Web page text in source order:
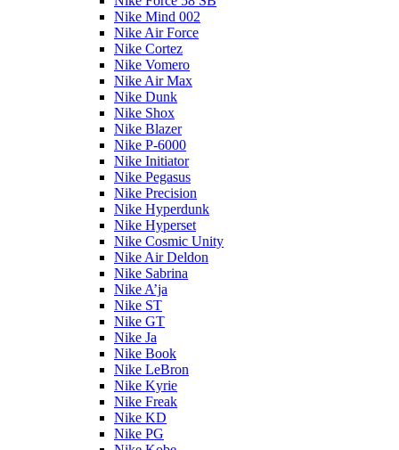
Nike Mind 002
Nike Air Force
Nike Cortez
Nike Vomero
Nike Air Max
Nike Dunk
Nike Shox
Nike Blazer
Nike P-6000
Nike Initiator
Nike Pegasus
Nike Precision
Nike Hyperdunk
Nike Hyperset
Nike Cosmic Unity
Nike Air Deldon
Nike Sabrina
Nike A’ja
Nike ST
Nike GT
Nike Ja
Nike Book
Nike LeBron
Nike Kyrie
Nike Freak
Nike KD
Nike PG